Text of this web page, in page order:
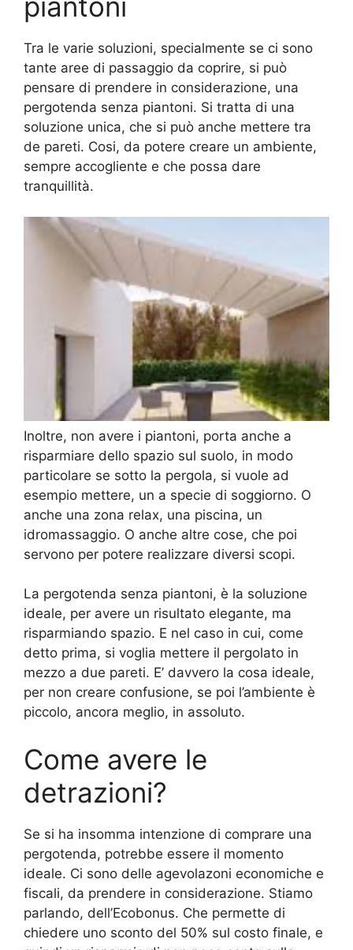
piantoni
Tra le varie soluzioni, specialmente se ci sono
tante aree di passaggio da coprire, si può
pensare di prendere in considerazione, una
pergotenda senza piantoni. Si tratta di una
soluzione unica, che si può anche mettere tra
de pareti. Cosi, da potere creare un ambiente,
sempre accogliente e che possa dare
tranquillità.
Inoltre, non avere i piantoni, porta anche a
risparmiare dello spazio sul suolo, in modo
particolare se sotto la pergola, si vuole ad
esempio mettere, un a specie di soggiorno. O
anche una zona relax, una piscina, un
idromassaggio. O anche altre cose, che poi
servono per potere realizzare diversi scopi.
La pergotenda senza piantoni, è la soluzione
ideale, per avere un risultato elegante, ma
risparmiando spazio. E nel caso in cui, come
detto prima, si voglia mettere il pergolato in
mezzo a due pareti. E’ davvero la cosa ideale,
per non creare confusione, se poi l’ambiente è
piccolo, ancora meglio, in assoluto.
Come avere le
detrazioni?
Se si ha insomma intenzione di comprare una
pergotenda, potrebbe essere il momento
ideale. Ci sono delle agevolazoni economiche e
fiscali, da prendere in considerazione. Stiamo
parlando, dell’Ecobonus. Che permette di
chiedere uno sconto del 50% sul costo finale, e